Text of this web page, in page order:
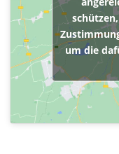
um die